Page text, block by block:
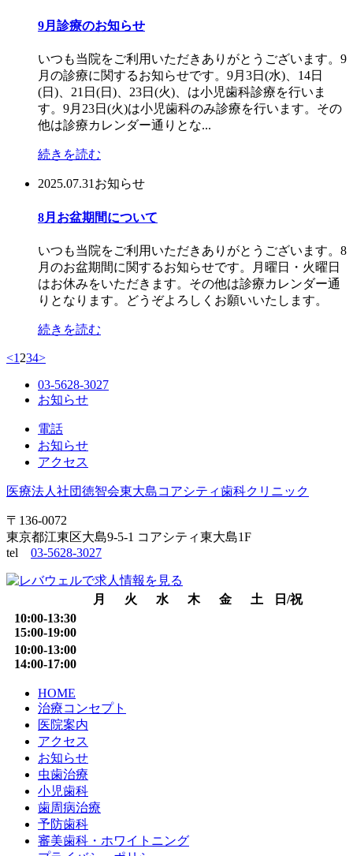
9月診療のお知らせ
いつも当院をご利用いただきありがとうございます。9
月の診療に関するお知らせです。9月3日(水)、14日
(日)、21日(日)、23日(火)、は小児歯科診療を行いま
す。9月23日(火)は小児歯科のみ診療を行います。その
他は診療カレンダー通りとな...
続きを読む
2025.07.31 お知らせ
8月お盆期間について
いつも当院をご利用いただきありがとうございます。8
月のお盆期間に関するお知らせです。月曜日・火曜日
はお休みをいただきます。その他は診療カレンダー通
りとなります。どうぞよろしくお願いいたします。
続きを読む
<1 234>
03-5628-3027
お知らせ
電話
お知らせ
アクセス
医療法人社団徳智会東大島コアシティ歯科クリニック
〒136-0072
東京都江東区大島9-5-1 コアシティ東大島1F
tel 03-5628-3027
月 火 水 木 金 土
日/祝
10:00-13:30
15:00-19:00
10:00-13:00
14:00-17:00
HOME
治療コンセプト
医院案内
アクセス
お知らせ
虫歯治療
小児歯科
歯周病治療
予防歯科
審美歯科・ホワイトニング